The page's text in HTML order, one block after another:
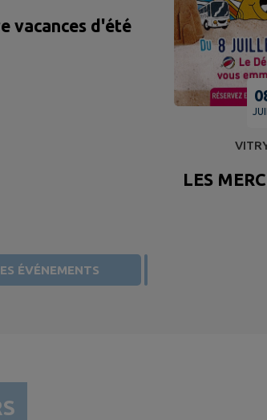
vacances d'été
LES
ÉVÉNEMENTS